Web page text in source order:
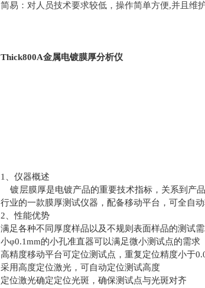
简易：对人员技术要求较低，操作简单方便,并且维
Thick800A金属电镀膜厚分析仪
1、仪器概述
镀层膜厚是电镀产品的重要技术指标，关系到产
行业的一款膜厚测试仪器，配备移动平台，可全自
2、性能优势
满足各种不同厚度样品以及不规则表面样品的测试
小φ0.1mm的小孔准直器可以满足微小测试点的需求
高精度移动平台可定位测试点，重复定位精度小于
采用高度定位激光，可自动定位测试高度
定位激光确定定位光斑，确保测试点与光斑对齐